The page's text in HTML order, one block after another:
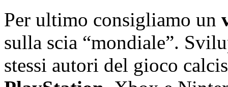
Per ultimo consigliamo un
sulla scia “mondiale”.
stessi autori del gioco